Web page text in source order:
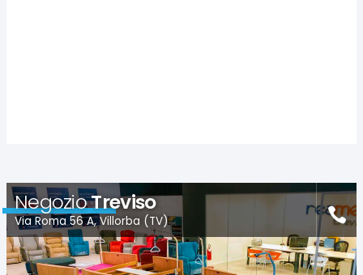
NegozioTreviso
Via Roma 56 A, Villorba (TV)